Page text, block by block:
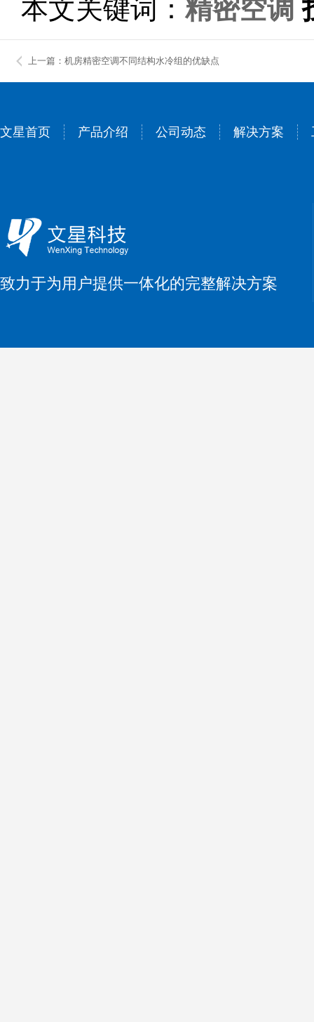
本文关键词： 精密空调
上一篇：机房精密空调不同结构水冷组的优缺点
文星首页 产品介绍 公司动态 解决方案
致力于为用户提供一体化的完整解决方案